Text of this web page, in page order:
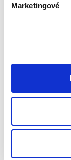
Marketingové
Pojem
Jeho